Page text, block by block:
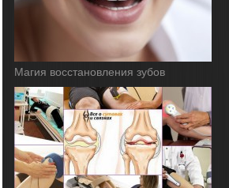
Магия восстановления зубов